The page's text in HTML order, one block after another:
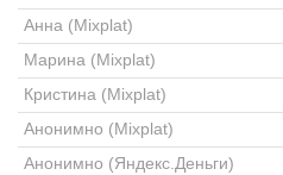
Анна (Mixplat)
Марина (Mixplat)
Кристина (Mixplat)
Анонимно (Mixplat)
Анонимно (Яндекс.Деньги)